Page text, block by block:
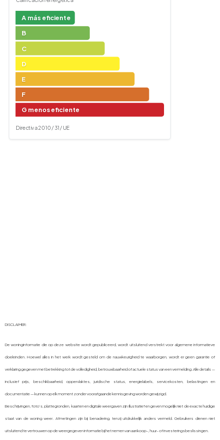
A más eficiente
B
C
D
E
F
G menos eficiente
Directiva 2010 / 31 / UE
DISCLAIMER:
De woninginformatie die op deze website wordt gepubliceerd, wordt uitsluitend verstrekt voor algemene informatieve
doeleinden. Hoewel alles in het werk wordt gesteld om de nauwkeurigheid te waarborgen, wordt er geen garantie of
verklaring gegeven met betrekking tot de volledigheid, betrouwbaarheid of actuele status van een vermelding. Alle details —
inclusief prijs, beschikbaarheid, oppervlaktes, juridische status, energielabels, servicekosten, belastingen en
documentatie — kunnen op elk moment zonder voorafgaande kennisgeving worden gewijzigd.
Beschrijvingen, foto’s, plattegronden, kaarten en digitale weergaven zijn illustratief en geven mogelijk niet de exacte huidige
staat van de woning weer. Afmetingen zijn bij benadering, tenzij uitdrukkelijk anders vermeld. Gebruikers dienen niet
uitsluitend te vertrouwen op de weergegeven informatie bij het nemen van aankoop-, huur- of investeringsbeslissingen.